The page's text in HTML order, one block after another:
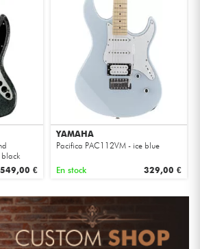
549,00 €
YAMAHA
Pacifica PAC112VM - ice blue
En stock 329,00 €